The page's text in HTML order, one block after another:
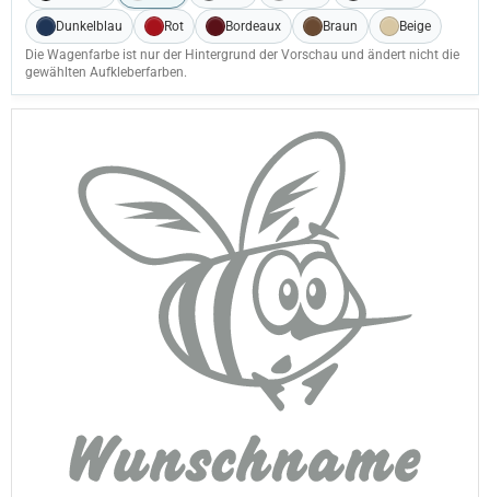
Dunkelblau Rot Bordeaux Braun
Beige
Die Wagenfarbe ist nur der Hintergrund der Vorschau und ändert nicht die
gewählten Aufkleberfarben.